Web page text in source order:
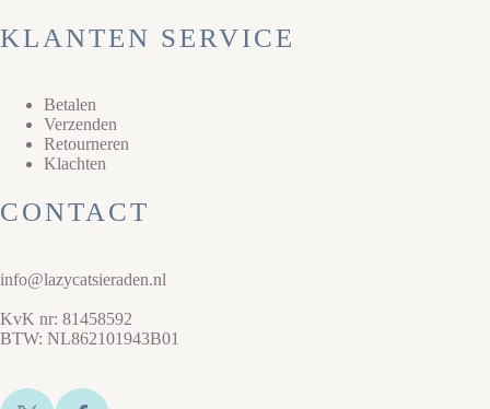
KLANTEN SERVICE
Betalen
Verzenden
Retourneren
Klachten
CONTACT
info@lazycatsieraden.nl
KvK nr: 81458592
BTW: NL862101943B01